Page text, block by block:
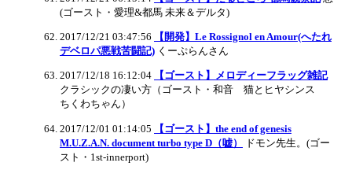
(ゴースト・愛理&都馬 未来＆デルタ)
2017/12/21 03:47:56
【開発】Le Rossignol en Amour(へたれ
デベロパ悪戦苦闘記) くーぷらんさん
2017/12/18 16:12:04
【ゴースト】メロディーフラッグ雑記
クラシックの凄い方（ゴースト・和音 猫とヒヤシンス
ちくわちゃん）
2017/12/01 01:14:05
【ゴースト】the end of genesis
M.U.Z.A.N. document turbo type D（嘘）
ドモン先生。(ゴー
スト・1st-innerport)